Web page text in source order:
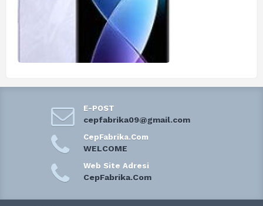
E-POST
cepfabrika09@gmail.com
CepFabrika.Com
WELCOME
Web Site Adresi
CepFabrika.Com